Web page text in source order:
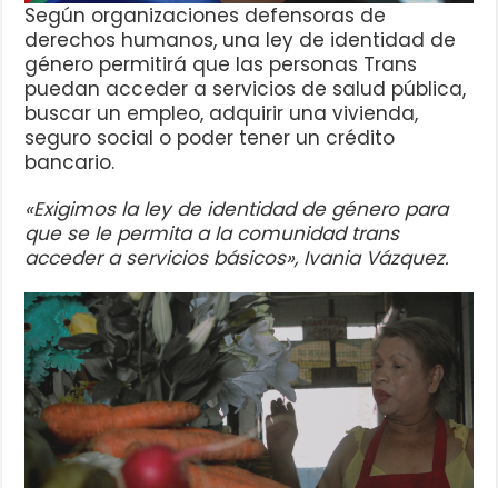
Según organizaciones defensoras de
derechos humanos, una ley de identidad de
género permitirá que las personas Trans
puedan acceder a servicios de salud pública,
buscar un empleo, adquirir una vivienda,
seguro social o poder tener un crédito
bancario.
«Exigimos la ley de identidad de género para
que se le permita a la comunidad trans
acceder a servicios básicos», Ivania Vázquez.